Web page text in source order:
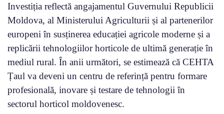
Investiția reflectă angajamentul Guvernului Republicii
Moldova, al Ministerului Agriculturii și al partenerilor
europeni în susținerea educației agricole moderne și a
replicării tehnologiilor horticole de ultimă generație în
mediul rural. În anii următori, se estimează că CEHTA
Țaul va deveni un centru de referință pentru formare
profesională, inovare și testare de tehnologii în
sectorul horticol moldovenesc.